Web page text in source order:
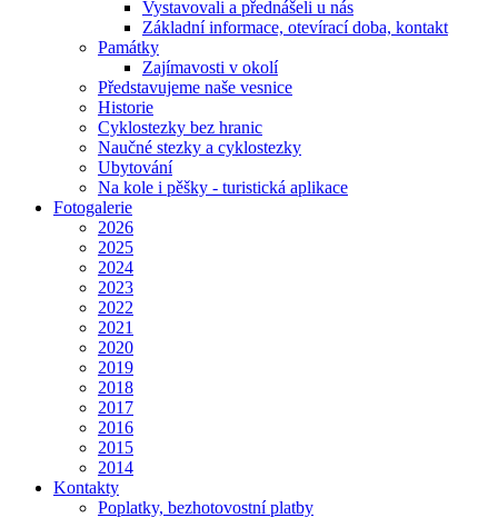
Vystavovali a přednášeli u nás
Základní informace, otevírací doba, kontakt
Památky
Zajímavosti v okolí
Představujeme naše vesnice
Historie
Cyklostezky bez hranic
Naučné stezky a cyklostezky
Ubytování
Na kole i pěšky - turistická aplikace
Fotogalerie
2026
2025
2024
2023
2022
2021
2020
2019
2018
2017
2016
2015
2014
Kontakty
Poplatky, bezhotovostní platby